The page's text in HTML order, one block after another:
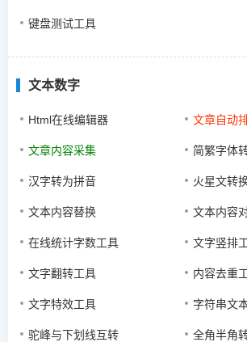
键盘测试工具
文本数字
Html在线编辑器 文章自动
文章内容采集 简繁字体
汉字转为拼音 火星文转
文本内容替换 文本内容
在线统计字数工具 文字竖排
文字翻转工具 内容去重
文字特效工具 字符串文
驼峰与下划线互转 全角半角